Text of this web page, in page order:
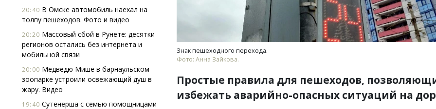
20:40 В Омске автомобиль наехал на
толпу пешеходов. Фото и видео
20:20 Массовый сбой в Рунете: десятки
регионов остались без интернета и
мобильной связи
20:00 Медведю Мише в барнаульском
зоопарке устроили освежающий душ в
жару. Видео
19:40 Сутенерша с семью помощницами
Знак пешеходного перехода.
Фото: Анна Зайкова.
Простые правила для пешеходов,
избежать аварийно-опасных ситуаций на
Генеральный директор
ЗИАС — об эстетике
трендах в фасадах и
СТРОИТЕЛЬСТВО